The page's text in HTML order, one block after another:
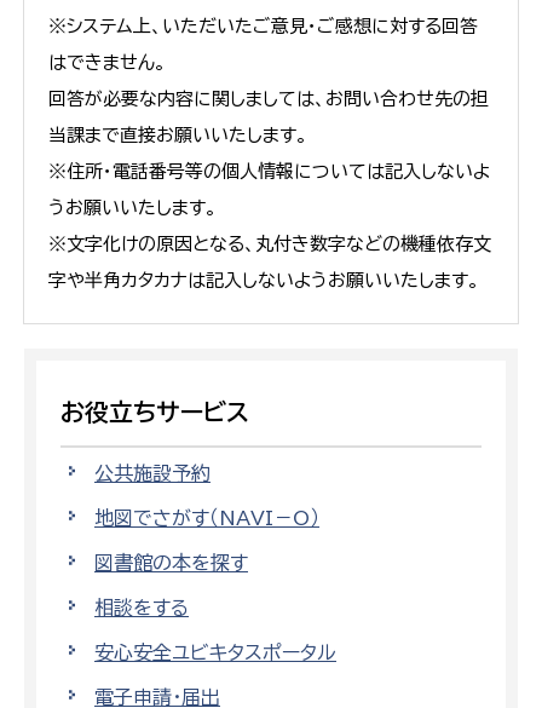
※システム上、いただいたご意見・ご感想に対する回答
はできません。
回答が必要な内容に関しましては、お問い合わせ先の担
当課まで直接お願いいたします。
※住所・電話番号等の個人情報については記入しないよ
うお願いいたします。
※文字化けの原因となる、丸付き数字などの機種依存文
字や半角カタカナは記入しないようお願いいたします。
お役立ちサービス
公共施設予約
地図でさがす（NAVI－O）
図書館の本を探す
相談をする
安心安全ユビキタスポータル
電子申請・届出